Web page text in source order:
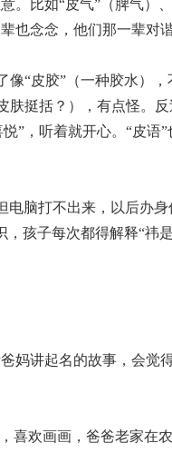
。比如“皮气”（脾气）
也念念，他们那一辈对谐
“皮胶”（一种胶水），
肤挺括？），有点怪。
”，听着就开心。“皮语
电脑打不出来，以后办
孩子每次都得解释“祎
妈讲起名的故事，会觉
喜欢画画，爸爸老家在